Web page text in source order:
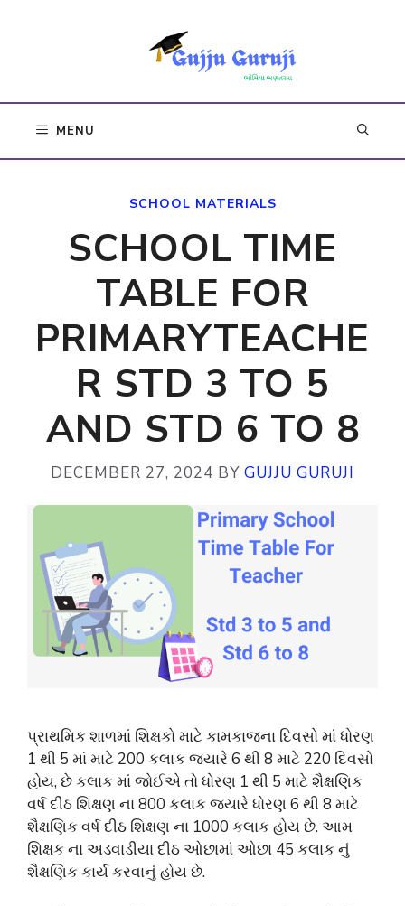
MENU
SCHOOL MATERIALS
SCHOOL TIME
TABLE FOR
PRIMARYTEACHE
R STD 3 TO 5
AND STD 6 TO 8
DECEMBER 27, 2024 BY GUJJU GURUJI
પ્રાથમિક શાળમાં શિક્ષકો માટે કામકાજના દિવસો માં ધોરણ
1 થી 5 માં માટે 200 કલાક જયારે 6 થી 8 માટે 220 દિવસો
હોય, છે કલાક માં જોઈએ તો ધોરણ 1 થી 5 માટે શૈક્ષણિક
વર્ષ દીઠ શિક્ષણ ના 800 કલાક જયારે ધોરણ 6 થી 8 માટે
શૈક્ષણિક વર્ષ દીઠ શિક્ષણ ના 1000 કલાક હોય છે. આમ
શિક્ષક ના અડવાડીયા દીઠ ઓછામાં ઓછા 45 કલાક નું
શૈક્ષણિક કાર્ય કરવાનું હોય છે.